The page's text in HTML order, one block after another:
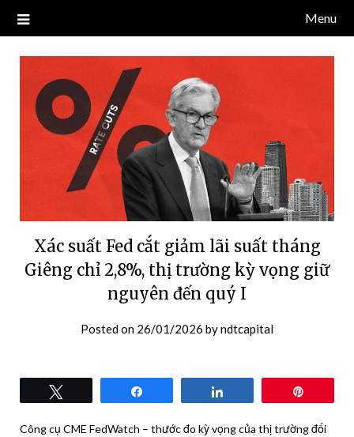
NDT CAPITAL | BLOG TIỀN
ĐIỆN TỬ CRYPTO
Blog về thị trường crypto, tiền điện tử, tiền mã hoá, công nghệ
blockchain.
Menu
Xác suất Fed cắt giảm lãi suất tháng
Giêng chỉ 2,8%, thị trường kỳ vọng giữ
nguyên đến quý I
Posted on 26/01/2026 byndtcapital
Công cụ CME FedWatch – thước đo kỳ vọng của thị trường đối